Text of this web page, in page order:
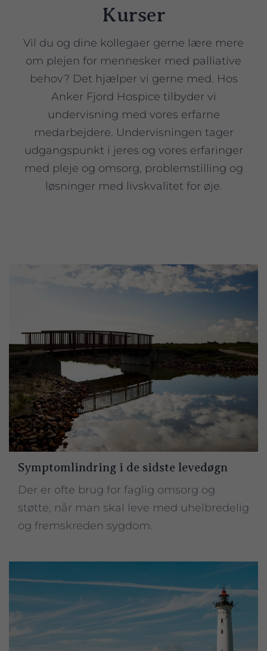
Kurser
Vil du og dine kollegaer gerne lære mere
om plejen for mennesker med palliative
behov? Det hjælper vi gerne med. Hos
Anker Fjord Hospice tilbyder vi
undervisning med vores erfarne
medarbejdere. Undervisningen tager
udgangspunkt i jeres og vores erfaringer
med pleje og omsorg, problemstilling og
løsninger med livskvalitet for øje.
Symptomlindring i de sidste levedøgn
Der er ofte brug for faglig omsorg og
støtte, når man skal leve med uhelbredelig
og fremskreden sygdom.